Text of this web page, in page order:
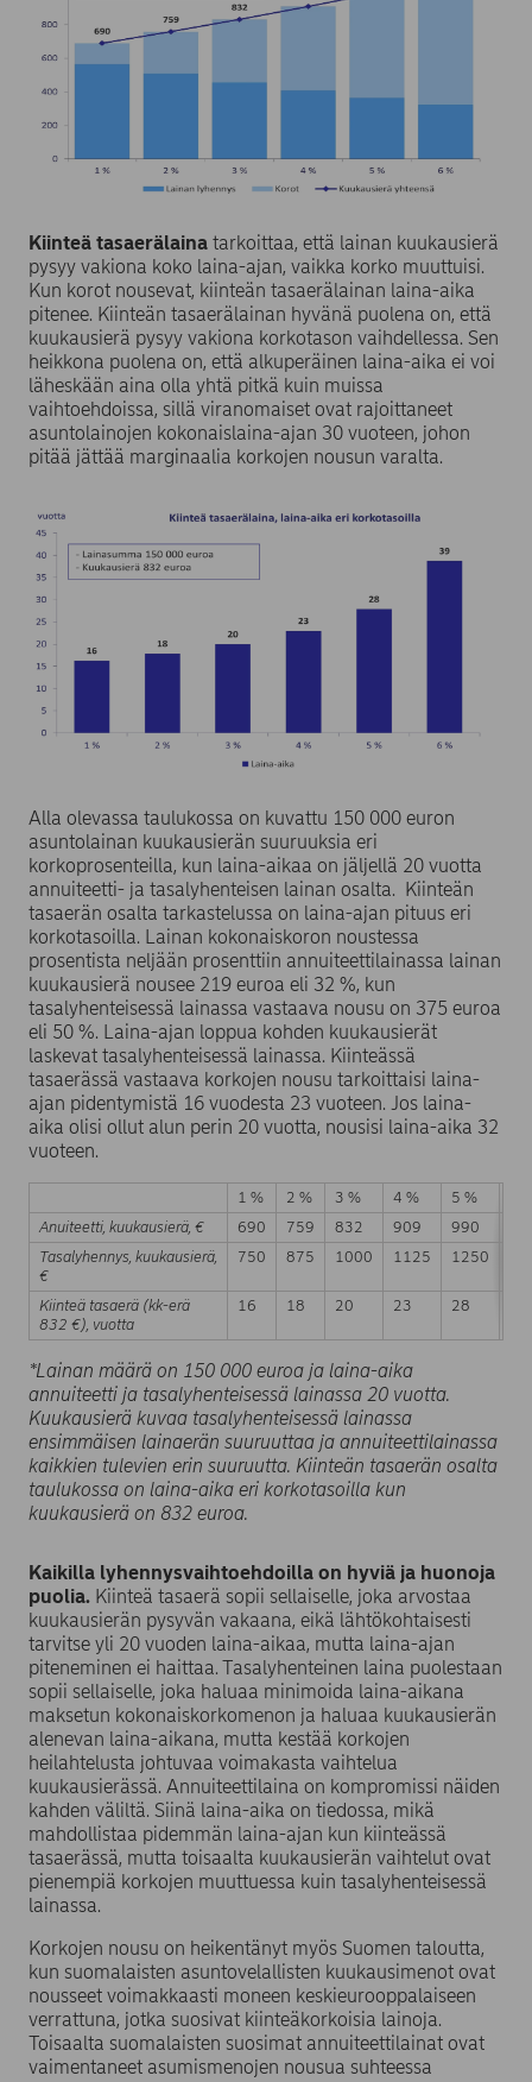
Kiinteä tasaerälaina tarkoittaa, että lainan kuukausierä
pysyy vakiona koko laina-ajan, vaikka korko muuttuisi.
Kun korot nousevat, kiinteän tasaerälainan laina-aika
pitenee. Kiinteän tasaerälainan hyvänä puolena on, että
kuukausierä pysyy vakiona korkotason vaihdellessa. Sen
heikkona puolena on, että alkuperäinen laina-aika ei voi
läheskään aina olla yhtä pitkä kuin muissa
vaihtoehdoissa, sillä viranomaiset ovat rajoittaneet
asuntolainojen kokonaislaina-ajan 30 vuoteen, johon
pitää jättää marginaalia korkojen nousun varalta.
Alla olevassa taulukossa on kuvattu 150 000 euron
asuntolainan kuukausierän suuruuksia eri
korkoprosenteilla, kun laina-aikaa on jäljellä 20 vuotta
annuiteetti- ja tasalyhenteisen lainan osalta. Kiinteän
tasaerän osalta tarkastelussa on laina-ajan pituus eri
korkotasoilla. Lainan kokonaiskoron noustessa
prosentista neljään prosenttiin annuiteettilainassa lainan
kuukausierä nousee 219 euroa eli 32 %, kun
tasalyhenteisessä lainassa vastaava nousu on 375 euroa
eli 50 %. Laina-ajan loppua kohden kuukausierät
laskevat tasalyhenteisessä lainassa. Kiinteässä
tasaerässä vastaava korkojen nousu tarkoittaisi laina-
ajan pidentymistä 16 vuodesta 23 vuoteen. Jos laina-
aika olisi ollut alun perin 20 vuotta, nousisi laina-aika 32
vuoteen.
1 % 2 % 3 % 4 % 5 %
Anuiteetti, kuukausierä, €
690 759 832 909 990
Tasalyhennys, kuukausierä,
€
750 875 1000 1125 1250
Kiinteä tasaerä (kk-erä
832 €), vuotta
16 18 20 23 28
*Lainan määrä on 150 000 euroa ja laina-aika
annuiteetti ja tasalyhenteisessä lainassa 20 vuotta.
Kuukausierä kuvaa tasalyhenteisessä lainassa
ensimmäisen lainaerän suuruuttaa ja annuiteettilainassa
kaikkien tulevien erin suuruutta. Kiinteän tasaerän osalta
taulukossa on laina-aika eri korkotasoilla kun
kuukausierä on 832 euroa.
Kaikilla lyhennysvaihtoehdoilla on hyviä ja huonoja
puolia. Kiinteä tasaerä sopii sellaiselle, joka arvostaa
kuukausierän pysyvän vakaana, eikä lähtökohtaisesti
tarvitse yli 20 vuoden laina-aikaa, mutta laina-ajan
piteneminen ei haittaa. Tasalyhenteinen laina puolestaan
sopii sellaiselle, joka haluaa minimoida laina-aikana
maksetun kokonaiskorkomenon ja haluaa kuukausierän
alenevan laina-aikana, mutta kestää korkojen
heilahtelusta johtuvaa voimakasta vaihtelua
kuukausierässä. Annuiteettilaina on kompromissi näiden
kahden väliltä. Siinä laina-aika on tiedossa, mikä
mahdollistaa pidemmän laina-ajan kun kiinteässä
tasaerässä, mutta toisaalta kuukausierän vaihtelut ovat
pienempiä korkojen muuttuessa kuin tasalyhenteisessä
lainassa.
Korkojen nousu on heikentänyt myös Suomen taloutta,
kun suomalaisten asuntovelallisten kuukausimenot ovat
nousseet voimakkaasti moneen keskieurooppalaiseen
verrattuna, jotka suosivat kiinteäkorkoisia lainoja.
Toisaalta suomalaisten suosimat annuiteettilainat ovat
vaimentaneet asumismenojen nousua suhteessa